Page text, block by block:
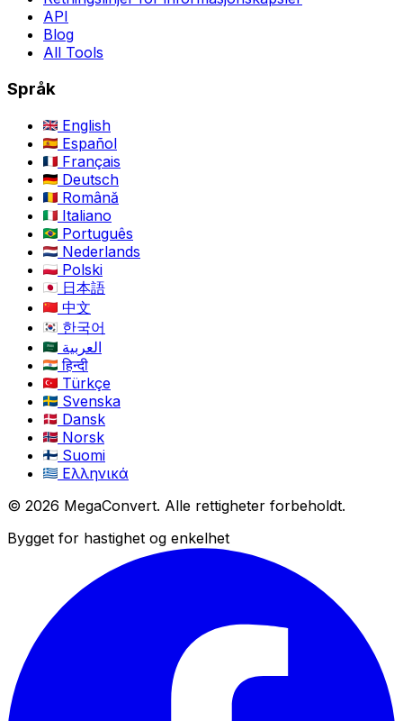
API
Blog
All Tools
Språk
English
Español
Français
Deutsch
Română
Italiano
Português
Nederlands
Polski
日本語
中文
한국어
العربية
हिन्दी
Türkçe
Svenska
Dansk
Norsk
Suomi
Ελληνικά
© 2026 MegaConvert. Alle rettigheter forbeholdt.
Bygget for hastighet og enkelhet